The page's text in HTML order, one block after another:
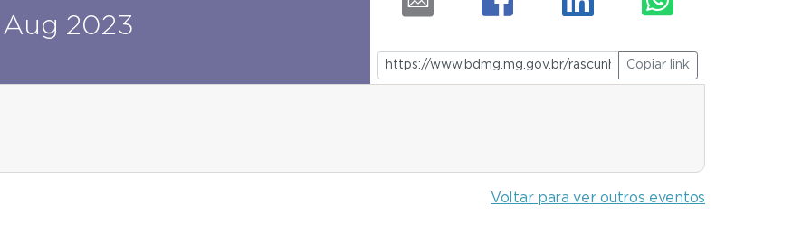
Aug 2023
Copiar link
Voltar para ver outros eventos